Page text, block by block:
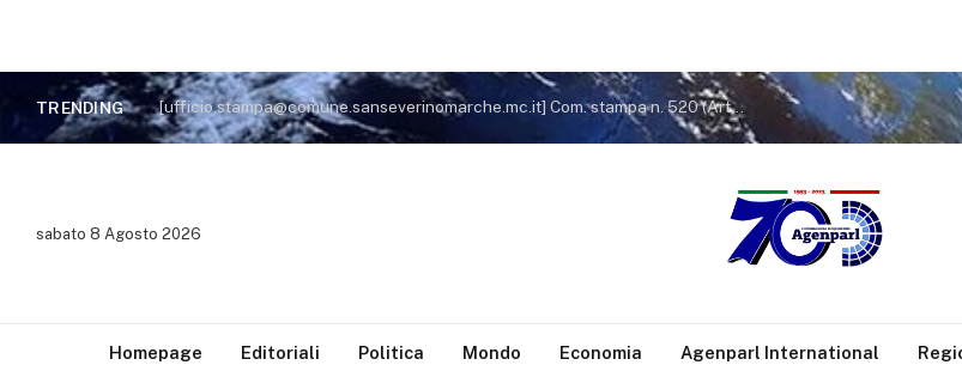
TRENDING [ufficio.stampa@comune.sanseverinomarche.mc.it] Com. stampa n. 520 (Arte e solidarietà: in piazza torna la mostra “L’Amore nei Colori”)
sabato 8 Agosto 2026
Homepage Editoriali Politica Mondo Economia Agenparl International